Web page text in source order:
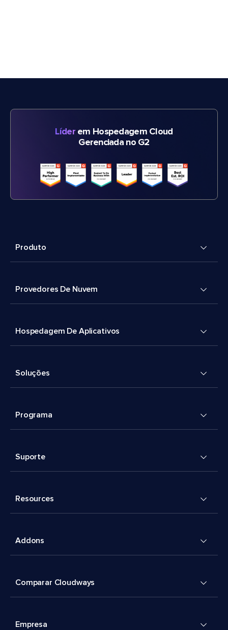
Líderem Hospedagem Cloud
Gerenciada no G2
Produto
Provedores De Nuvem
Hospedagem De Aplicativos
Soluções
Programa
Suporte
Resources
Addons
Comparar Cloudways
Empresa